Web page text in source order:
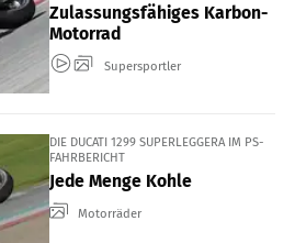
Zulassungsfähiges Karbon-
Motorrad
Supersportler
DIE DUCATI 1299 SUPERLEGGERA IM PS-
FAHRBERICHT
Jede Menge Kohle
Motorräder